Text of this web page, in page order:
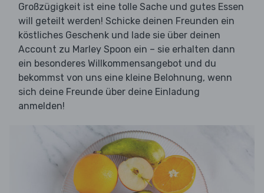
Großzügigkeit ist eine tolle Sache und gutes Essen
will geteilt werden! Schicke deinen Freunden ein
köstliches Geschenk und lade sie über deinen
Account zu Marley Spoon ein – sie erhalten dann
ein besonderes Willkommensangebot und du
bekommst von uns eine kleine Belohnung, wenn
sich deine Freunde über deine Einladung
anmelden!